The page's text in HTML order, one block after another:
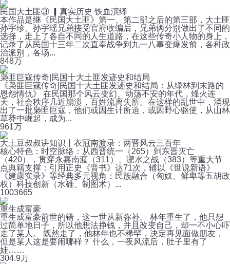
民国大土匪③ ▎真实历史 铁血演绎
本作品是继《民国大土匪》第一、第二部之后的第三部，大土匪
孙宇珍、孙宇瑶兄弟接受官府收编后，兄弟俩分别做出了不同的
选择，走上了各自不同的人生道路，在这些传奇小人物的身上，
记录了从民国十三年二次直奉战争到九一八事变爆发前，各种政
治派别，各场...
848万
枭匪巨寇传奇|民国十大土匪发迹史和结局
《枭匪巨寇传奇|民国十大土匪发迹史和结局：从绿林到末路的
恩怨情仇》 在民国那个风云变幻、动荡不安的年代，烽火连
天，社会秩序几近崩溃，百姓流离失所。在这样的乱世中，涌现
出了一批枭匪巨寇，他们或因生计所迫，或因野心驱使，从山林
草莽中崛起，成为...
961万
大土豆叔叔讲知识丨衣冠南渡录：两晋风云三百年
核心特色：时空脉络：从西晋统一（265）到东晋灭亡
（420），贯穿永嘉南渡（311）、淝水之战（383）等重大节
点典籍支撑：引用正史《晋书》达71次，辅以《世说新语》
《建康实录》等经典多元视角：民族融合（匈奴、鲜卑等五胡政
权）科技创新（水碓、制图术）...
1003665
重生成富豪
重生成富豪前世的错，这一世从新弥补。 林年重生了，他只想
过简单地日子，所以他想法挣钱，并且改变自己，却一不小心吓
走了某人。 既然走了，他林年也不稀罕，决定再见面做朋友，
但是某人这是要闹哪样？ 什么，一夜风流后，肚子里有了
娃……
304.9万